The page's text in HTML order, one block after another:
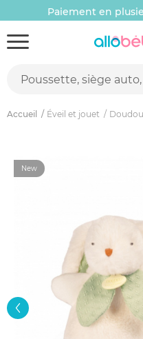
Paiement en
Accueil Éveil et jouet Doudou
New